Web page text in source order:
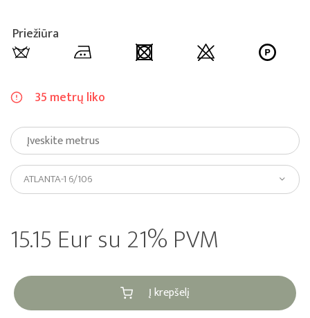
Priežiūra
35 metrų liko
ATLANTA-1 6/106
15.15 Eur su 21% PVM
Į krepšelį